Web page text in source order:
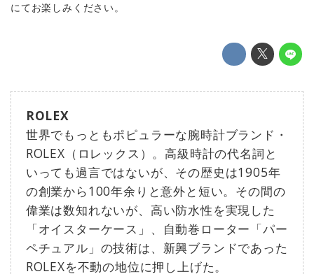
にてお楽しみください。
ROLEX
世界でもっともポピュラーな腕時計ブランド・
ROLEX（ロレックス）。高級時計の代名詞と
いっても過言ではないが、その歴史は1905年
の創業から100年余りと意外と短い。その間の
偉業は数知れないが、高い防水性を実現した
「オイスターケース」、自動巻ローター「パー
ペチュアル」の技術は、新興ブランドであった
ROLEXを不動の地位に押し上げた。